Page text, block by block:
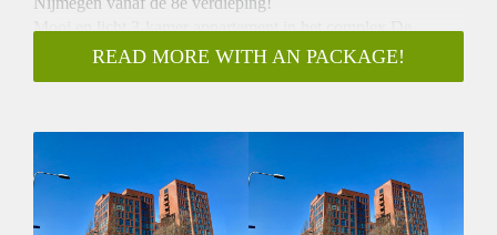
Mooi en licht 3-kamer appartement in het complex De
Paladijn te Nijmegen, met lift, videofoon, vloerverwarming
én eigen parkeerplaats.
een open keuken met inbouwapparatuur zoals een
vaatwasser, gaskookplaat en afzuigkap. Verder is er een
ruime badkamer en 2 slaapkamers met ook hier een prachtig
READ MORE WITH AN PACKAGE!